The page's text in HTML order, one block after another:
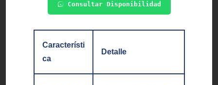
Consultar Disponibilidad
Característi
ca
Detalle